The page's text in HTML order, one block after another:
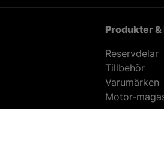
Produkter
Reservdelar
Tillbehör
Varumärken
Motor-